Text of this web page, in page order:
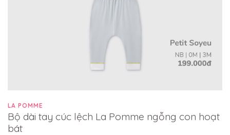
LA POMME
Bộ dài tay cúc lệch La Pomme ngỗng con hoạt
bát